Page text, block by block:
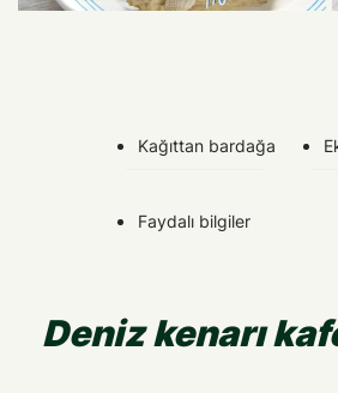
Kağıttan bardağa
Faydalı bilgiler
Deniz kenarı